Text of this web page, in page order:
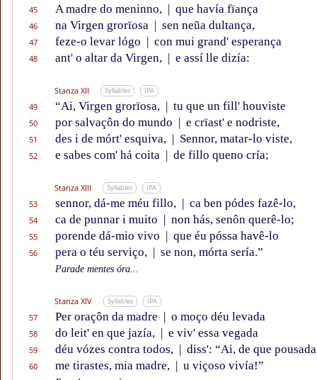
45 A madre do meninno, | que havía fïança
46 na Virgen grorïosa | sen neũa dultança,
47 feze-o levar lógo | con mui grand' esperança
48 ant' o altar da Virgen, | e assí lle dizía:
Stanza XII Syllables IPA
49 “Ai, Virgen grorïosa, | tu que un fill' houviste
50 por salvaçôn do mundo | e crïast' e nodriste,
51 des i de mórt' esquiva, | Sennor, matar-lo viste,
52 e sabes com' há coita | de fillo queno cría;
Stanza XIII Syllables IPA
53 sennor, dá-me méu fillo, | ca ben pódes fazê-lo,
54 ca de punnar i muito | non hás, senôn querê-lo;
55 porende dá-mio vivo | que éu póssa havê-lo
56 pera o téu serviço, | se non, mórta sería.”
Parade mentes óra...
Stanza XIV Syllables IPA
57 Per oraçôn da madre | o moço déu levada
58 do leit' en que jazía, | e viv' essa vegada
59 déu vózes contra todos, | diss': “Ai, de que pousada
60 me tirastes, mia madre, | u viçoso vivía!”